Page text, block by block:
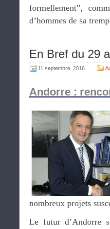
formellement”,
d’hommes de sa
En Bref du 29
11 septembre, 2016
Andorre :
nombreux projets
Le futur d’Andorre